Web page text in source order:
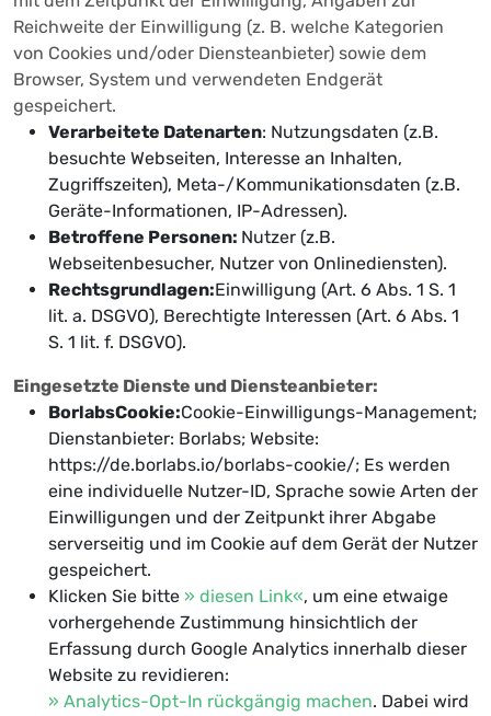
Reichweite der Einwilligung (z. B. welche Kategorien
von Cookies und/oder Diensteanbieter) sowie dem
Browser, System und verwendeten Endgerät
gespeichert.
Verarbeitete Datenarten: Nutzungsdaten (z.B.
besuchte Webseiten, Interesse an Inhalten,
Zugriffszeiten), Meta-/Kommunikationsdaten (z.B.
Geräte-Informationen, IP-Adressen).
Betroffene Personen: Nutzer (z.B.
Webseitenbesucher, Nutzer von Onlinediensten).
Rechtsgrundlagen:Einwilligung (Art. 6 Abs. 1 S. 1
lit. a. DSGVO), Berechtigte Interessen (Art. 6 Abs. 1
S. 1 lit. f. DSGVO).
Eingesetzte Dienste und Diensteanbieter:
BorlabsCookie:Cookie-Einwilligungs-Management;
Dienstanbieter: Borlabs; Website:
https://de.borlabs.io/borlabs-cookie/; Es werden
eine individuelle Nutzer-ID, Sprache sowie Arten der
Einwilligungen und der Zeitpunkt ihrer Abgabe
serverseitig und im Cookie auf dem Gerät der Nutzer
gespeichert.
Klicken Sie bitte » diesen Link«, um eine etwaige
vorhergehende Zustimmung hinsichtlich der
Erfassung durch Google Analytics innerhalb dieser
Website zu revidieren:
» Analytics-Opt-In rückgängig machen. Dabei wird